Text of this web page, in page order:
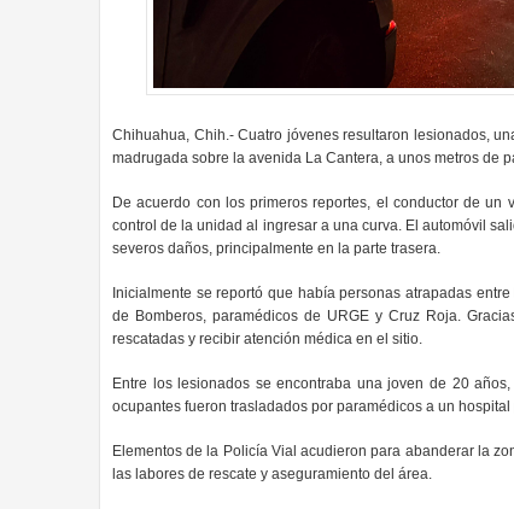
Chihuahua, Chih.- Cuatro jóvenes resultaron lesionados,
madrugada sobre la avenida La Cantera, a unos metros de
De acuerdo con los primeros reportes, el conductor de
control de la unidad al ingresar a una curva. El automóvil
severos daños, principalmente en la parte trasera.
Inicialmente se reportó que había personas atrapadas
de Bomberos, paramédicos de URGE y Cruz Roja.
rescatadas y recibir atención médica en el sitio.
Entre los lesionados se encontraba una joven de 20
ocupantes fueron trasladados por paramédicos a un
Elementos de la Policía Vial acudieron para abanderar la
las labores de rescate y aseguramiento del área.